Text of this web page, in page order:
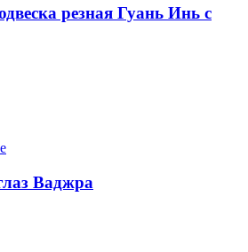
резная Гуань Инь с
Ваджра